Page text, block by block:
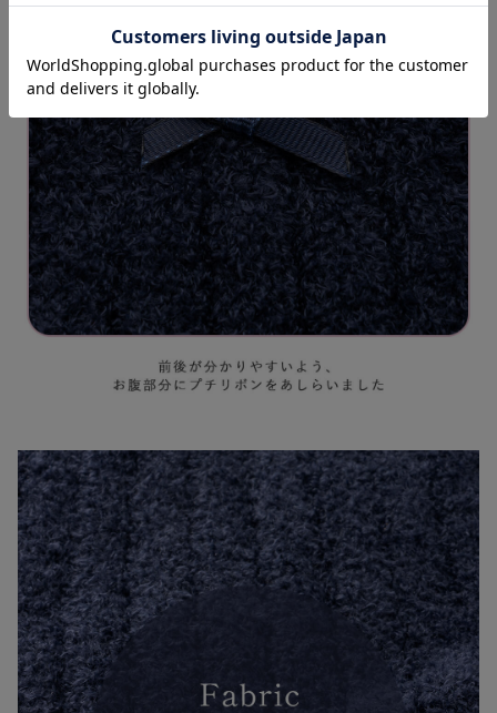
5%OFF
やわらかニットサ
イドボタンプルオ
ーバー マタニテ
ィ・産後【出産後
も長く使える】
¥4,741(税込)
お気に入り商品を確認する